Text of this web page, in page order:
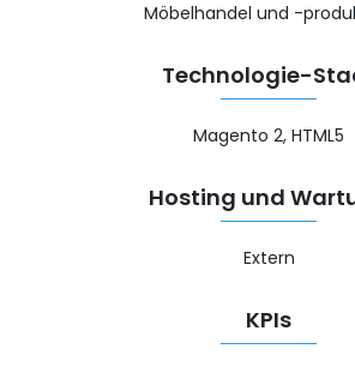
Möbelhandel und -
Technologie-
Magento 2, HTML5
Hosting und
Extern
KPIs